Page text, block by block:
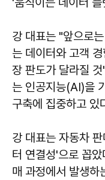
강 대표는 "앞으로
는 데이터와 고객
장 판도가 달라질
는 인공지능(AI)을
구축에 집중하고 있
강 대표는 자동차
터 연결성'으로 꼽
매 과정에서 발생하